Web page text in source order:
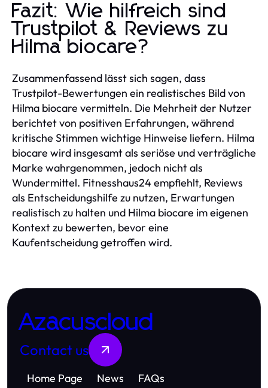
Fazit: Wie hilfreich sind
Trustpilot & Reviews zu
Hilma biocare?
Zusammenfassend lässt sich sagen, dass
Trustpilot-Bewertungen ein realistisches Bild von
Hilma biocare vermitteln. Die Mehrheit der Nutzer
berichtet von positiven Erfahrungen, während
kritische Stimmen wichtige Hinweise liefern. Hilma
biocare wird insgesamt als seriöse und verträgliche
Marke wahrgenommen, jedoch nicht als
Wundermittel. Fitnesshaus24 empfiehlt, Reviews
als Entscheidungshilfe zu nutzen, Erwartungen
realistisch zu halten und Hilma biocare im eigenen
Kontext zu bewerten, bevor eine
Kaufentscheidung getroffen wird.
Azacuscloud
Contact us
Home Page News FAQs